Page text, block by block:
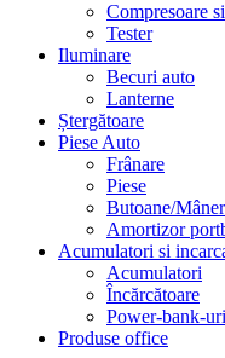
Compresoare
Tester
Iluminare
Becuri auto
Lanterne
Ștergătoare
Piese Auto
Frânare
Piese
Butoane/
Amortizor
Acumulatori si
Acumulatori
Încărcătoare
Power-bank-uri
Produse office